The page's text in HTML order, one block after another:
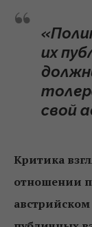
их
свой
Критика
отношении